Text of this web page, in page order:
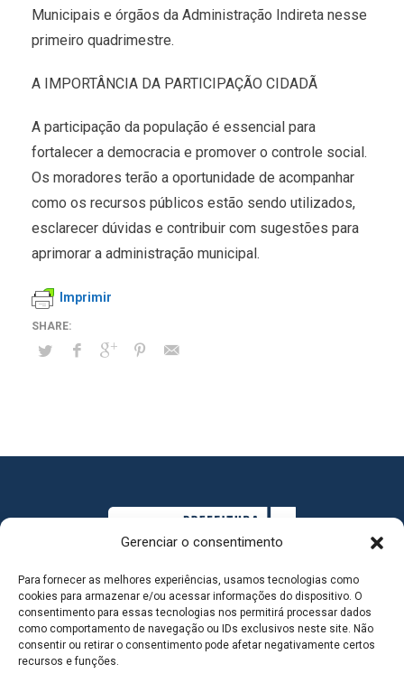
Gerenciar o consentimento
Para fornecer as melhores experiências, usamos tecnologias como
cookies para armazenar e/ou acessar informações do dispositivo. O
consentimento para essas tecnologias nos permitirá processar dados
como comportamento de navegação ou IDs exclusivos neste site. Não
consentir ou retirar o consentimento pode afetar negativamente certos
recursos e funções.
Municipais e órgãos da Administração Indireta nesse
primeiro quadrimestre.
A IMPORTÂNCIA DA PARTICIPAÇÃO CIDADÃ
A participação da população é essencial para
fortalecer a democracia e promover o controle social.
Os moradores terão a oportunidade de acompanhar
como os recursos públicos estão sendo utilizados,
esclarecer dúvidas e contribuir com sugestões para
aprimorar a administração municipal.
Imprimir
MAPA DO SITE